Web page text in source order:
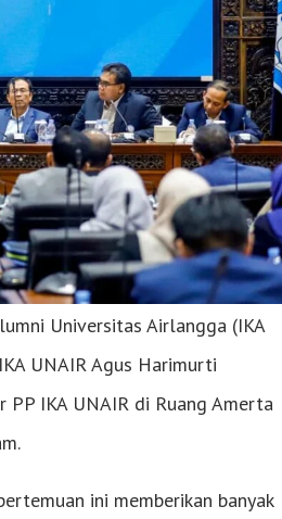
Universitas Airlangga (IKA
UNAIR Agus Harimurti
PP IKA UNAIR di Ruang Amerta
ini memberikan banyak